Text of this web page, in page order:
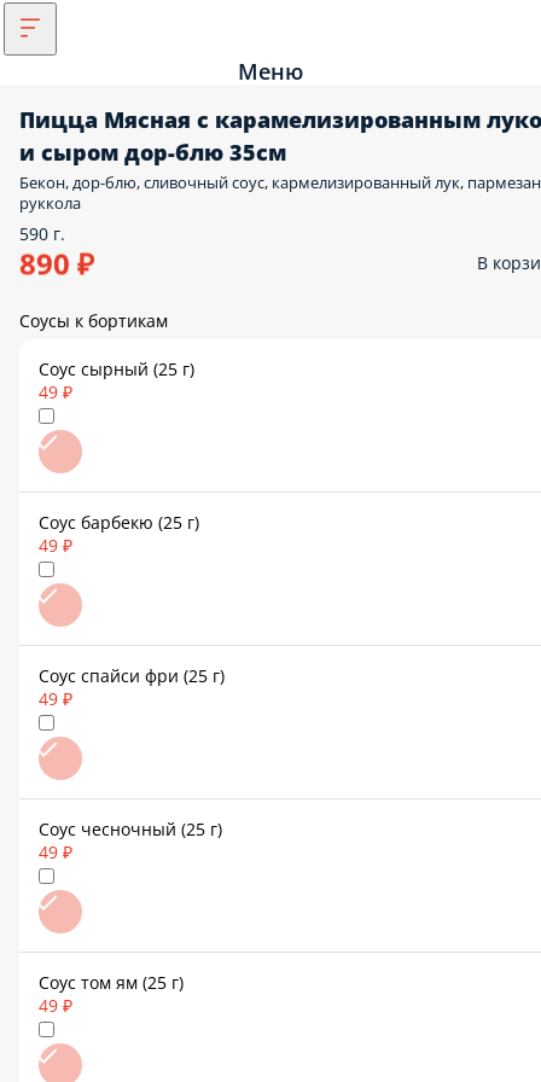
Меню
Пицца Мясная с карамелизированным
и сыром дор-блю 35см
Бекон, дор-блю, сливочный соус, кармелизированный лук,
руккола
590 г.
890 ₽ В
Соусы к бортикам
Соус сырный (25 г)
49 ₽
Соус барбекю (25 г)
49 ₽
Соус спайси фри (25 г)
49 ₽
Соус чесночный (25 г)
49 ₽
Соус том ям (25 г)
49 ₽